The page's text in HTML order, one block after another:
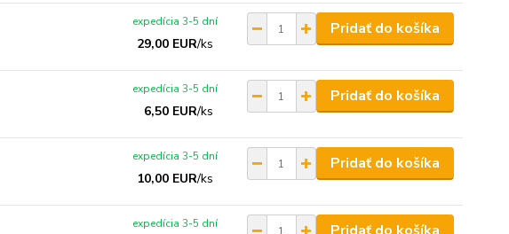
29,00 EUR/ks
expedícia 3-5 dní Pridať do košíka
6,50 EUR/ks
expedícia 3-5 dní Pridať do košíka
10,00 EUR/ks
expedícia 3-5 dní Pridať do košíka
expedícia 3-5 dní